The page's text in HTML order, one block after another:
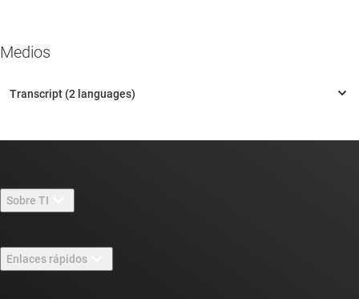
Medios
Sobre TI
Carreras laborales
Enlaces rápidos